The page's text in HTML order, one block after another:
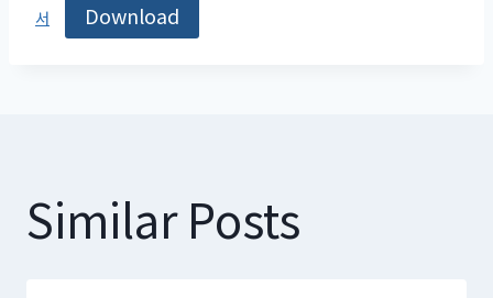
서
Download
Similar Posts